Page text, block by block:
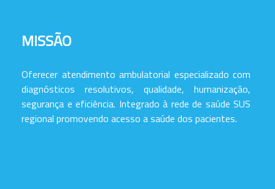
MISSÃO
Oferecer atendimento ambulatorial especializado com
diagnósticos resolutivos, qualidade, humanização,
segurança e eficiência. Integrado à rede de saúde SUS
regional promovendo acesso a saúde dos pacientes.